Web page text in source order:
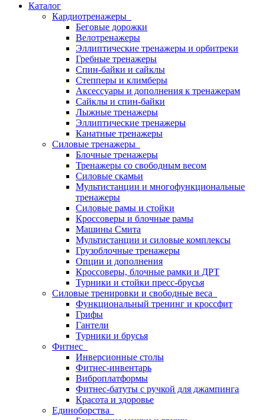
Каталог
Кардиотренажеры
Беговые дорожки
Велотренажеры
Эллиптические тренажеры и орбитреки
Гребные тренажеры
Спин-байки и сайклы
Степперы и климберы
Аксессуары и дополнения к тренажерам
Сайклы и спин-байки
Лыжные тренажеры
Эллиптические тренажеры
Канатные тренажеры
Силовые тренажеры
Блочные тренажеры
Тренажеры со свободным весом
Силовые скамьи
Мультистанции и многофункциональные
тренажеры
Силовые рамы и стойки
Кроссоверы и блочные рамы
Машины Смита
Мультистанции и силовые комплексы
Грузоблочные тренажеры
Опции и дополнения
Кроссоверы, блочные рамки и ДРТ
Турники и стойки пресс-брусья
Силовые тренировки и свободные веса
Функциональный тренинг и кроссфит
Грифы
Гантели
Турники и брусья
Фитнес
Инверсионные столы
Фитнес-инвентарь
Виброплатформы
Фитнес-батуты с ручкой для джампинга
Красота и здоровье
Единоборства